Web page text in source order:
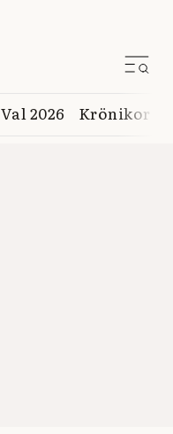
Val 2026 Krönikor